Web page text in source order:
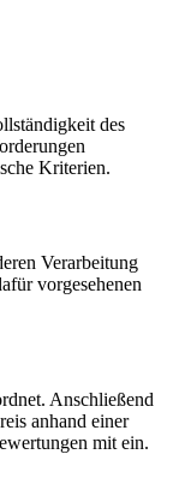
des
Kriterien.
Verarbeitung
vorgesehenen
Anschließend
anhand einer
mit ein.